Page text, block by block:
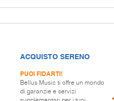
ACQUISTO SERENO
PUOI FIDARTI!
Bellus Music ti offre un mondo
di garanzie e servizi